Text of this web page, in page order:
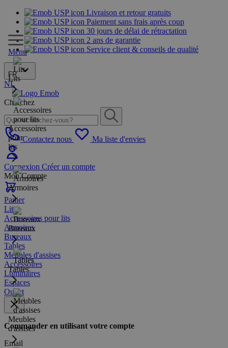
Livraison et retour gratuits
Paiement sans frais après coup
30 jours de délai de rétractation
2 ans de garantie
Service client & conseils de qualité
FR
NL
Cherchez
Contactez nous Ma liste d'envies
Connexion Créer un compte
Mon Compte
Panier
Menu
Lits
Accessoires
pour
lits
Armoires
Bureaux
Tables
Meubles
d'assises
Lits
Accessoires pour lits
Armoires
Bureaux
Tables
Meubles d'assises
Accessoires
Luminaires
Espaces
Outlet
Commander en utilisant votre compte
Email